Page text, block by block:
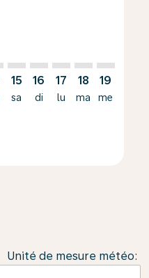
15
sa
16
di
17
lu
18
ma
19
me
Unité de mesure météo: